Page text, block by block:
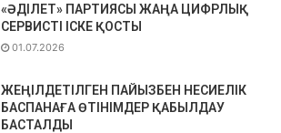
«ӘДІЛЕТ» ПАРТИЯСЫ ЖАҢА ЦИФРЛЫҚ
СЕРВИСТІ ІСКЕ ҚОСТЫ
01.07.2026
ЖЕҢІЛДЕТІЛГЕН ПАЙЫЗБЕН НЕСИЕЛІК
БАСПАНАҒА ӨТІНІМДЕР ҚАБЫЛДАУ
БАСТАЛДЫ